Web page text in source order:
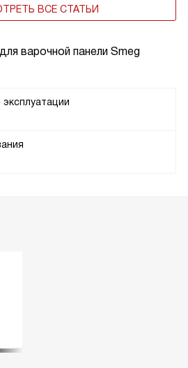
варочной панели Smeg
ВСЕ СТАТЬИ